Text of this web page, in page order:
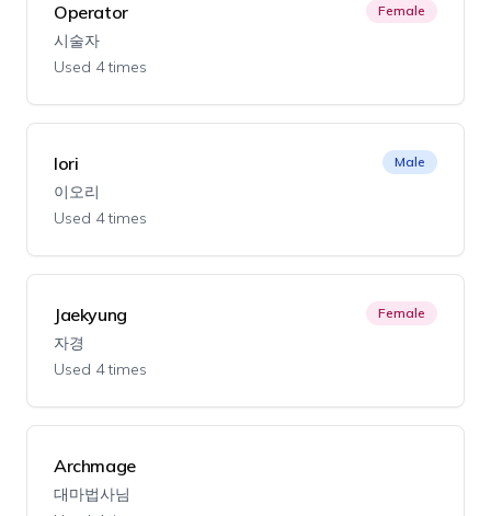
Operator
시술자
Used 4 times
Female
Iori
이오리
Used 4 times
Male
Jaekyung
자경
Used 4 times
Female
Archmage
대마법사님